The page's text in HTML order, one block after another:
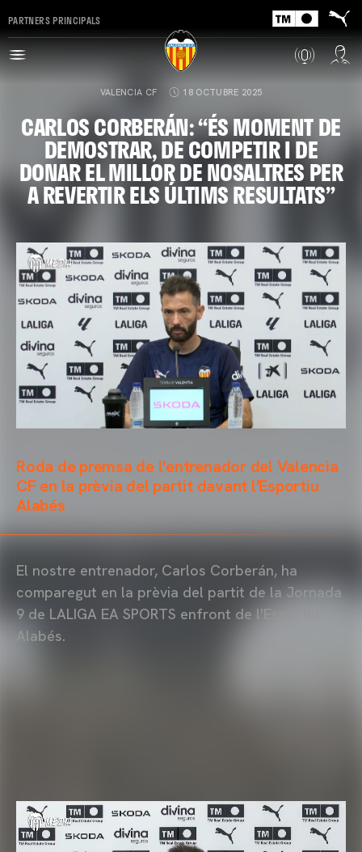
PARTNERS PRINCIPALS
VALENCIA CF 18 OCTUBRE 2025
CARLOS CORBERÁN: “ÉS MOMENT DE
DEMOSTRAR, DE COMPETIR I DE
DONAR EL MILLOR DE NOSALTRES PER
A REVERTIR ELS ÚLTIMS RESULTATS”
Roda de premsa de l'entrenador del Valencia
CF en la prèvia del partit davant l'Esportiu
Alabés
El nostre entrenador, Carlos Corberán, ha
comparegut en la prèvia del partit de la Jornada
9 de LALIGA EA SPORTS enfront de l'Esportiu
Alabés.